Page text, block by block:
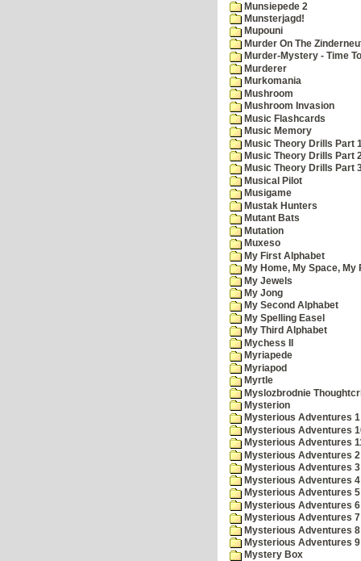
Munsiepede 2
Munsterjagd!
Mupouni
Murder On The
Murder-Mystery - Time
Murderer
Murkomania
Mushroom
Mushroom Invasion
Music Flashcards
Music Memory
Music Theory Drills Part
Music Theory Drills Part
Music Theory Drills Part
Musical Pilot
Musigame
Mustak Hunters
Mutant Bats
Mutation
Muxeso
My First Alphabet
My Home, My Space, My
My Jewels
My Jong
My Second Alphabet
My Spelling Easel
My Third Alphabet
Mychess II
Myriapede
Myriapod
Myrtle
Myslozbrodnie
Mysterion
Mysterious Adventures
Mysterious Adventures
Mysterious Adventures
Mysterious Adventures
Mysterious Adventures
Mysterious Adventures
Mysterious Adventures
Mysterious Adventures
Mysterious Adventures
Mysterious Adventures
Mysterious Adventures
Mystery Box